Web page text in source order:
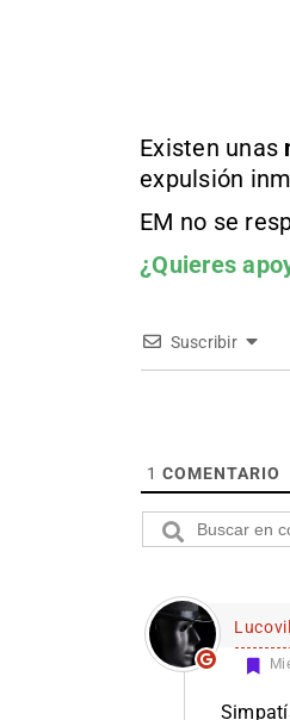
Existen unas
expulsión
EM no se
¿Quieres
Suscribir
1 COMENTARIO
Lucovil